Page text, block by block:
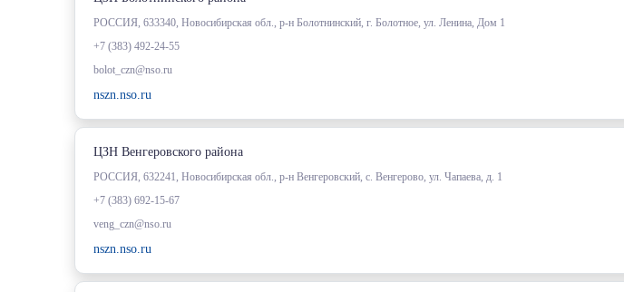
РОССИЯ, 633340, Новосибирская обл., р-н Болотнинский, г. Болотное, ул. Ленина, Дом 1
+7 (383) 492-24-55
bolot_czn@nso.ru
nszn.nso.ru
ЦЗН Венгеровского района
РОССИЯ, 632241, Новосибирская обл., р-н Венгеровский, с. Венгерово, ул. Чапаева, д. 1
+7 (383) 692-15-67
veng_czn@nso.ru
nszn.nso.ru